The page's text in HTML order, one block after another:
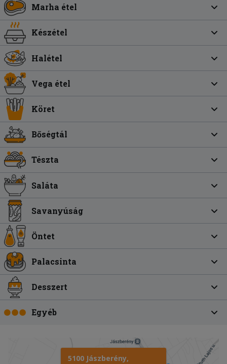
Marha étel
Készétel
Halétel
Vega étel
Köret
Bőségtál
Tészta
Saláta
Savanyúság
Öntet
Palacsinta
Desszert
Egyéb
5100 Jászberény,